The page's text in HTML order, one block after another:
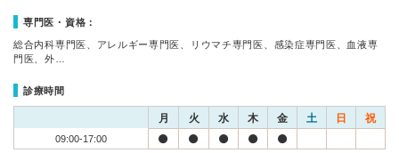
専門医・資格：
総合内科専門医、アレルギー専門医、リウマチ専門医、感染症専門医、血液専
門医、外…
診療時間
月 火 水 木 金 土 日 祝
09:00-17:00